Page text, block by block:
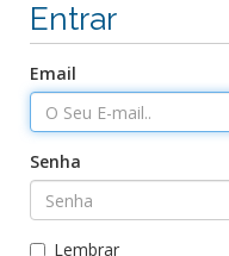
Entrar
Email
Senha
Lembrar